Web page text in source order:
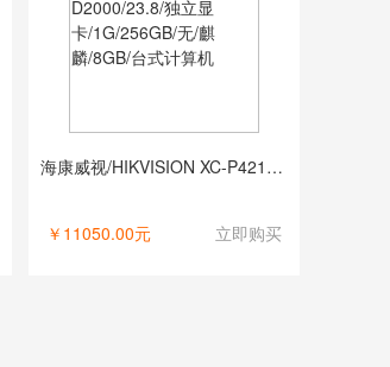
海康威视/HIKVISION XC-P421P+HM24F 飞腾 D2000/23.8/独立显卡/1G/256GB/无/麒麟/8GB/台式计算机
￥11050.00元 立即购买